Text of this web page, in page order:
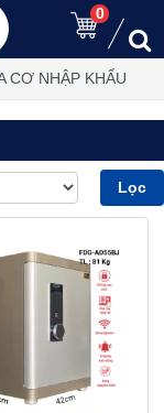
0
CƠ NHẬP KHẨU
Lọc